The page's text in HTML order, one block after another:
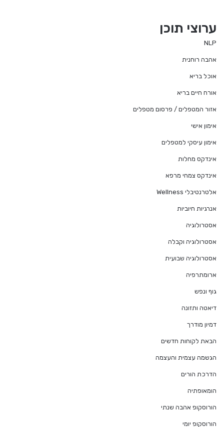
ערוצי תוכן
NLP
אהבה רוחנית
אוכל בריא
אורח חיים בריא
אזור המטפלים / פרסום מטפלים
אימון אישי
אימון עיסקי למטפלים
אינדקס מחלות
אינדקס צמחי מרפא
אלטרנטיבלי Wellness
אנרגיות חיוביות
אסטרולוגיה
אסטרולוגיה וקבלה
אסטרולוגיה שבועית
ארומתרפיה
גוף ונפש
דיאטה ותזונה
דמיון מודרך
הבאת לקוחות חדשים
הגשמה עצמית והעצמה
הדרכת הורים
הומאופתיה
הורוסקופ אהבה שנתי
הורוסקופ יומי